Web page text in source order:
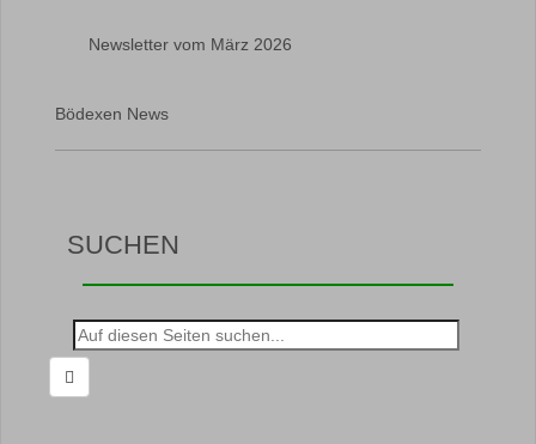
Newsletter vom März 2026
Bödexen News
SUCHEN
Suche
nach: